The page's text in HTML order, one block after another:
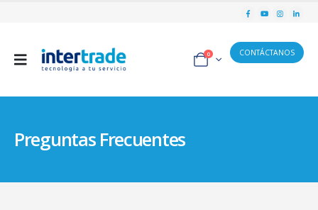
0 CONTÁCTANOS
Preguntas Frecuentes